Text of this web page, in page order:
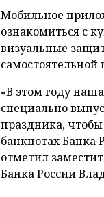
Мобильное
ознакомиться с
визуальные
самостоятельной
«В этом году
специально
праздника,
банкнотах Банка
отметил
Банка России